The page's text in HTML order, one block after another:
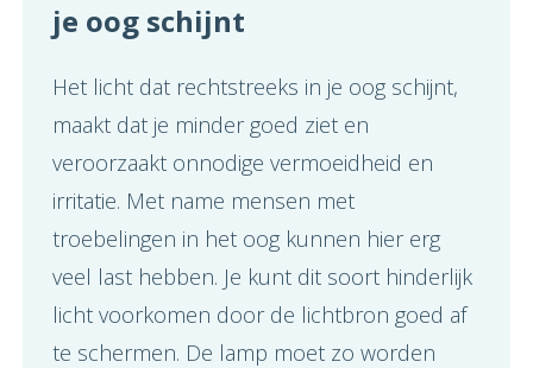
je oog schijnt
Het licht dat rechtstreeks in je oog schijnt,
maakt dat je minder goed ziet en
veroorzaakt onnodige vermoeidheid en
irritatie. Met name mensen met
troebelingen in het oog kunnen hier erg
veel last hebben. Je kunt dit soort hinderlijk
licht voorkomen door de lichtbron goed af
te schermen. De lamp moet zo worden